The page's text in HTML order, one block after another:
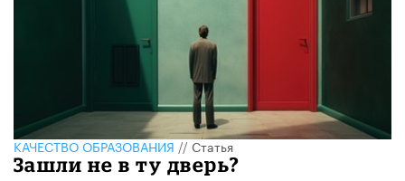
КАЧЕСТВО ОБРАЗОВАНИЯ//Статья
Зашли не в ту дверь?